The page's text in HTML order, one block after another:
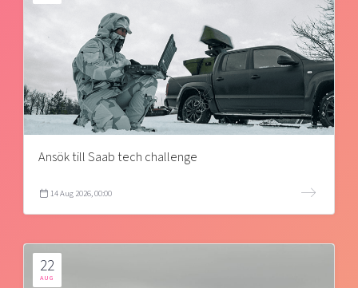
Ansök till Saab tech challenge
14 Aug 2026, 00:00
22
AUG